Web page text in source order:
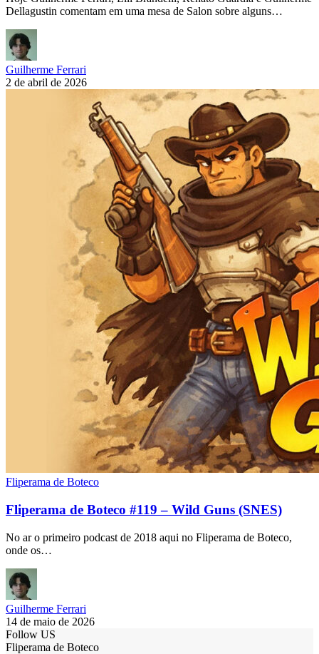
Dellagustin comentam em uma mesa de Salon sobre alguns…
Guilherme Ferrari
2 de abril de 2026
Fliperama de Boteco
Fliperama de Boteco #119 – Wild Guns (SNES)
No ar o primeiro podcast de 2018 aqui no Fliperama de Boteco,
onde os…
Guilherme Ferrari
14 de maio de 2026
Follow US
Fliperama de Boteco